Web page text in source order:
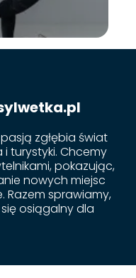
zgłębia świat
turystyki. Chcemy
pokazując,
nowych miejsc
Razem sprawiamy,
osiągalny dla